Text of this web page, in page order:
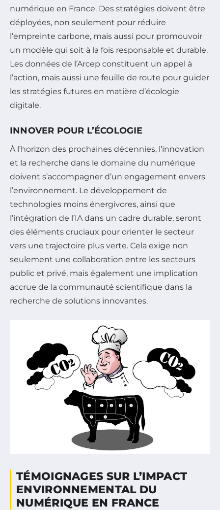
numérique en France. Des stratégies doivent être
déployées, non seulement pour réduire
l’empreinte carbone, mais aussi pour promouvoir
un modèle qui soit à la fois responsable et durable.
Les données de l’Arcep constituent un appel à
l’action, mais aussi une feuille de route pour guider
les stratégies futures en matière d’écologie
digitale.
INNOVER POUR L’ÉCOLOGIE
À l’horizon des prochaines décennies, l’innovation
et la recherche dans le domaine du numérique
doivent s’accompagner d’un engagement envers
l’environnement. Le développement de
technologies moins énergivores, ainsi que
l’intégration de l’IA dans un cadre durable, seront
des éléments cruciaux pour orienter le secteur
vers une trajectoire plus verte. Cela exige non
seulement une collaboration entre les secteurs
public et privé, mais également une implication
accrue de la communauté scientifique dans la
recherche de solutions innovantes.
TÉMOIGNAGES SUR L’IMPACT
ENVIRONNEMENTAL DU
NUMÉRIQUE EN FRANCE